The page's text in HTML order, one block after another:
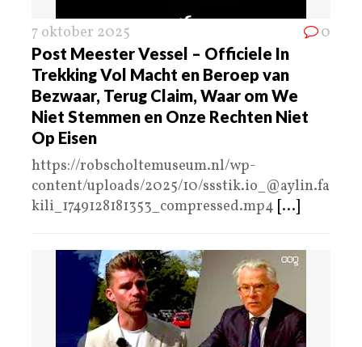
7 oktober 2025 0
Post Meester Vessel – Officiele In
Trekking Vol Macht en Beroep van
Bezwaar, Terug Claim, Waar om We
Niet Stemmen en Onze Rechten Niet
Op Eisen
https://robscholtemuseum.nl/wp-
content/uploads/2025/10/ssstik.io_@aylin.fa
kili_1749128181353_compressed.mp4 [...]